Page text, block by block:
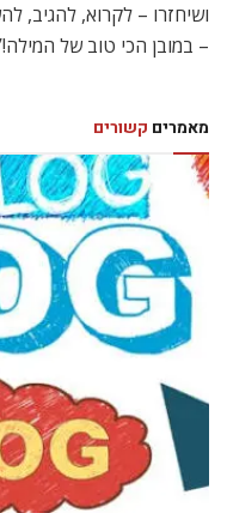
ושיחזרו – לקרוא, להגיב,
– במובן הכי טוב של המילה!’
מאמרים קשורים